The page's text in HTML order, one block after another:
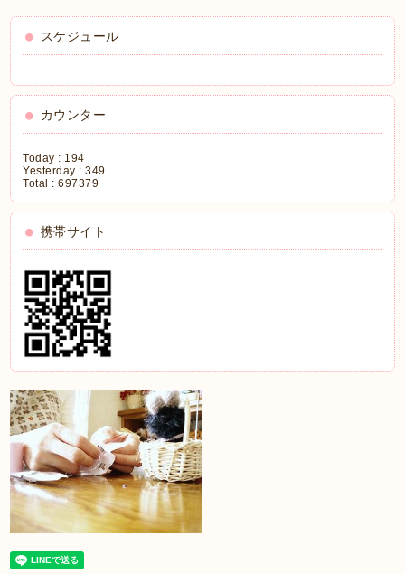
スケジュール
カウンター
Today : 194
Yesterday :349
Total :697379
携帯サイト